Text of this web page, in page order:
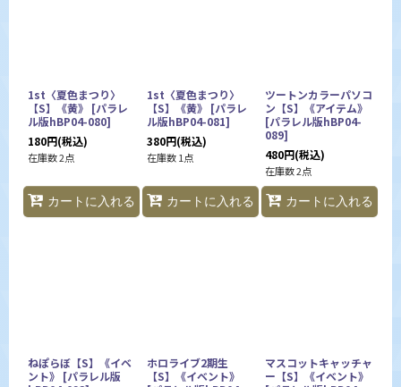
1st〈夏色まつり〉
【S】《黄》 [パラレ
ル版hBP04-080]
180円(税込)
在庫数 2点
カートに入れる
1st〈夏色まつり〉
【S】《黄》 [パラレ
ル版hBP04-081]
380円(税込)
在庫数 1点
カートに入れる
ツートンカラーパソコ
ン【S】《アイテム》
[パラレル版hBP04-
089]
480円(税込)
在庫数 2点
カートに入れる
ねぽらぼ【S】《イベ
ント》 [パラレル版
ホロライブ2期生
【S】《イベント》
マスコットキャッチャ
ー【S】《イベント》